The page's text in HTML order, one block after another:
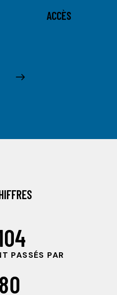
ACCÈS
PASSÉS PAR